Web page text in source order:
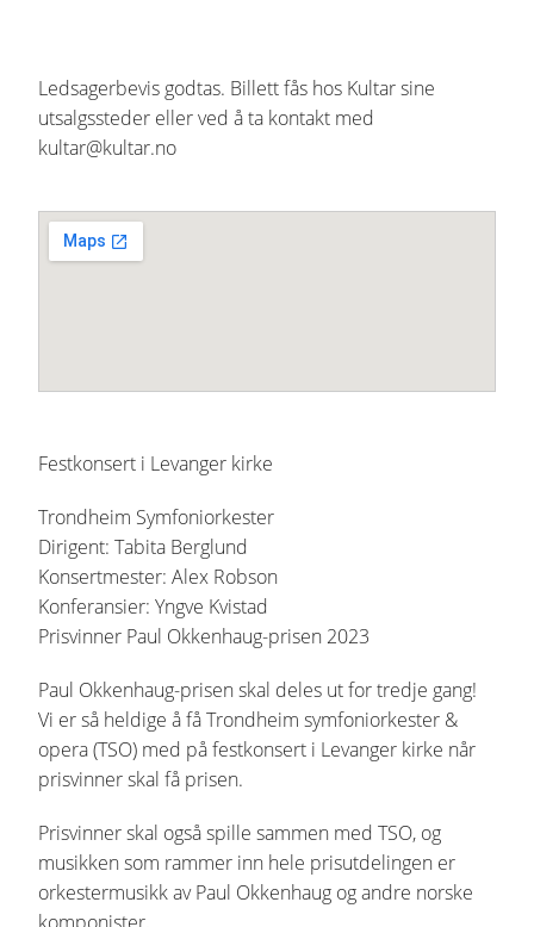
Ledsagerbevis godtas. Billett fås hos Kultar sine
utsalgssteder eller ved å ta kontakt med
kultar@kultar.no
Festkonsert i Levanger kirke
Trondheim Symfoniorkester
Dirigent: Tabita Berglund
Konsertmester: Alex Robson
Konferansier: Yngve Kvistad
Prisvinner Paul Okkenhaug-prisen 2023
Paul Okkenhaug-prisen skal deles ut for tredje gang!
Vi er så heldige å få Trondheim symfoniorkester &
opera (TSO) med på festkonsert i Levanger kirke når
prisvinner skal få prisen.
Prisvinner skal også spille sammen med TSO, og
musikken som rammer inn hele prisutdelingen er
orkestermusikk av Paul Okkenhaug og andre norske